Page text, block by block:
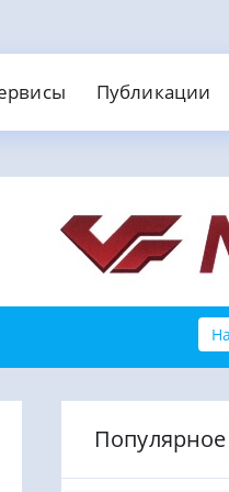
Выгодный
Без кредитной
Без процентов
С кэшбеком
Публикации
Популярное